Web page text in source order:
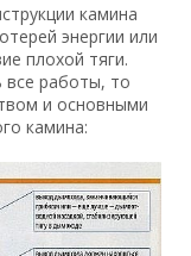
камина
энергии или
плохой тяги.
все работы, то
и основными
камина: